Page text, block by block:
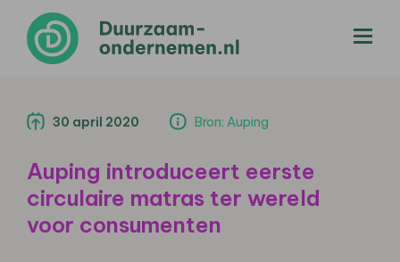
30 april 2020 Bron: Auping
Auping introduceert eerste
circulaire matras ter wereld
voor consumenten